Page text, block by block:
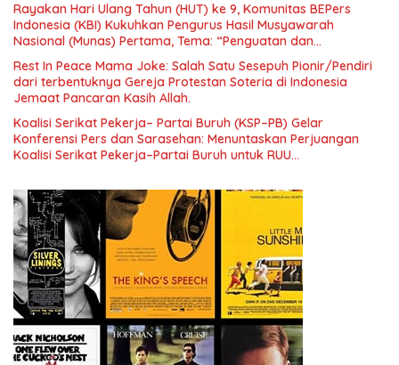
Rayakan Hari Ulang Tahun (HUT) ke 9, Komunitas BEPers
Indonesia (KBI) Kukuhkan Pengurus Hasil Musyawarah
Nasional (Munas) Pertama, Tema: “Penguatan dan
Pengembangan Organisasi KBI yang Berbasis Riset di seluruh
Indonesia dan Mancanegara”.
Rest In Peace Mama Joke: Salah Satu Sesepuh Pionir/Pendiri
dari terbentuknya Gereja Protestan Soteria di Indonesia
Jemaat Pancaran Kasih Allah.
Koalisi Serikat Pekerja– Partai Buruh (KSP–PB) Gelar
Konferensi Pers dan Sarasehan: Menuntaskan Perjuangan
Koalisi Serikat Pekerja–Partai Buruh untuk RUU